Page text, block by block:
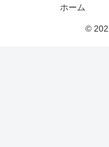
ホーム
©